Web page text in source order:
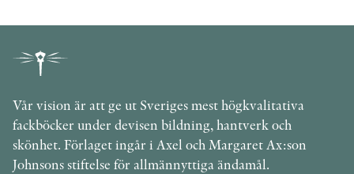
VIDEOGALLERI
ÖVRIGA FORMAT
Vår vision är att ge ut Sveriges mest högkvalitativa
fackböcker under devisen bildning, hantverk och
skönhet. Förlaget ingår i Axel och Margaret Ax:son
Johnsons stiftelse för allmännyttiga ändamål.